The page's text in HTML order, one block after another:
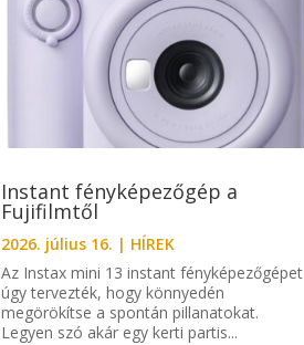
Instant fényképezőgép a
Fujifilmtől
2026. július 16. | HÍREK
Az Instax mini 13 instant fényképezőgépet
úgy tervezték, hogy könnyedén
megörökítse a spontán pillanatokat.
Legyen szó akár egy kerti partis...